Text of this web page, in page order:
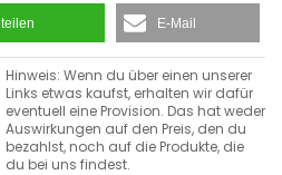
teilen E-Mail
Hinweis: Wenn du über einen unserer
Links etwas kaufst, erhalten wir dafür
eventuell eine Provision. Das hat weder
Auswirkungen auf den Preis, den du
bezahlst, noch auf die Produkte, die
du bei uns findest.